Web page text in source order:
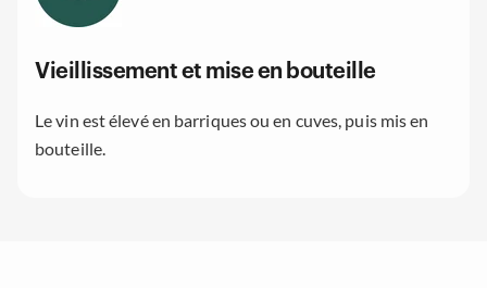
Vieillissement et mise en bouteille
Le vin est élevé en barriques ou en cuves, puis mis en
bouteille.